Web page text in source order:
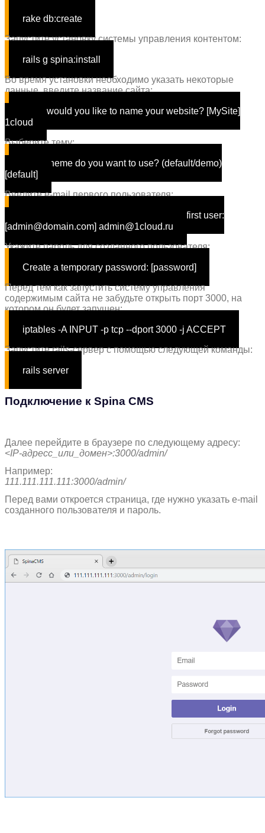
rake db:create
Запустите установку системы управления контентом:
rails g spina:install
Во время установки необходимо указать некоторые
данные, введите название сайта:
What would you like to name your website? [MySite]
1cloud
Выберите тему:
What theme doyou want to use? (default/demo)
[default]
Введите e-mail первого пользователя:
your first user:
[admin@domain.com] admin@1cloud.ru
Укажите пароль для созданного пользователя:
Create a temporary password: [password]
Перед тем как запустить систему управления
содержимым сайта не забудьте открыть порт 3000, на
котором он будет запущен:
iptables -A INPUT -p tcp --dport 3000 -j ACCEPT
Запустите rails-сервер с помощью следующей команды:
rails server
Подключение к Spina CMS
Далее перейдите в браузере по следующему адресу:
<IP-адресс_или_домен>:3000/admin/
Например:
111.111.111.111:3000/admin/
Перед вами откроется страница, где нужно указать e-mail
созданного пользователя и пароль.